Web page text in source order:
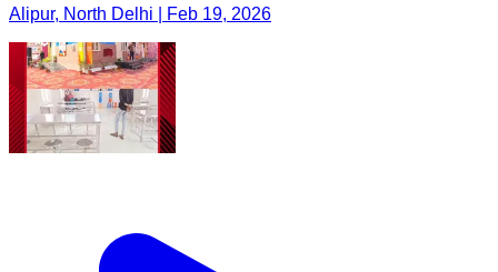
Alipur, North Delhi | Feb 19, 2026